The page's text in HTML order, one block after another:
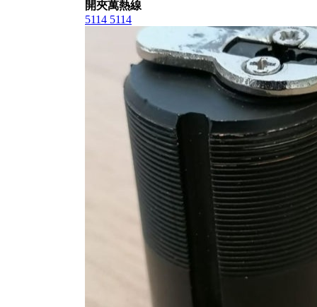
開夾萬熱線
5114 5114